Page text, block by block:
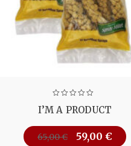
I’M A PRODUCT
65,00€ 59,00 €